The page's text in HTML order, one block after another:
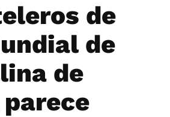
de
de
de